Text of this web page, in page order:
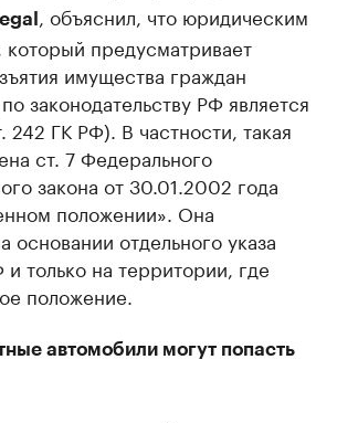
, объяснил, что юридическим
предусматривает
имущества граждан
законодательству РФ является
242 ГК РФ). В частности, такая
ст. 7 Федерального
закона от 30.01.2002 года
положении». Она
основании отдельного указа
только на территории, где
положение.
автомобили могут попасть